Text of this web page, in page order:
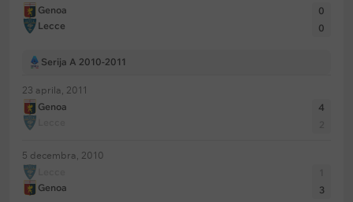
Genoa
Lecce
0
0
Serija A 2010-2011
23 aprila, 2011
Genoa
4
5 decembra, 2010
Genoa
3